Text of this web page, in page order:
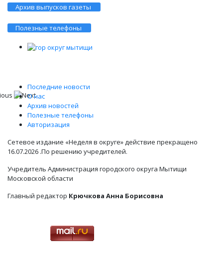
Архив выпусков газеты
Полезные телефоны
Последние новости
О нас
Архив новостей
Полезные телефоны
Авторизация
Сетевое издание «Неделя в округе» действие прекращено
16.07.2026 .По решению учредителей.
Учредитель Администрация городского округа Мытищи
Московской области
Главный редактор Крючкова Анна Борисовна